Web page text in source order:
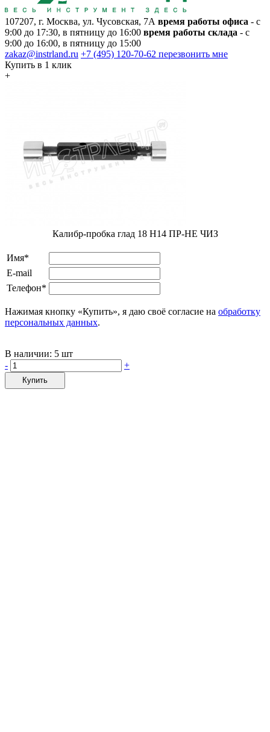
107207, г. Москва, ул. Чусовская, 7А время работы офиса - с
9:00 до 17:30, в пятницу до 16:00 время работы склада - с
9:00 до 16:00, в пятницу до 15:00
zakaz@instrland.ru +7 (495) 120-70-62 перезвонить мне
Купить в 1 клик
+
Калибр-пробка глад 18 H14 ПР-НЕ ЧИЗ
Имя*
E-mail
Телефон*
Нажимая кнопку «Купить», я даю своё согласие на обработку
персональных данных.
В наличии: 5 шт
-
+
Купить